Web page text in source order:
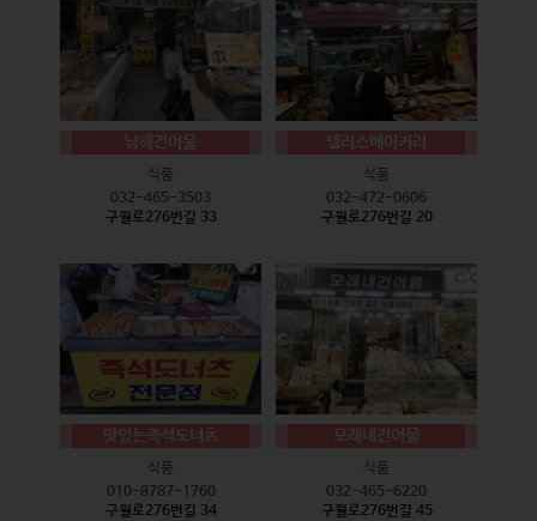
남해건어물
식품
032-465-3503
구월로276번길 33
델리스베이커리
식품
032-472-0606
구월로276번길 20
맛있는즉석도너츠
식품
010-8787-1760
구월로276번길 34
모래내건어물
식품
032-465-6220
구월로276번길 45